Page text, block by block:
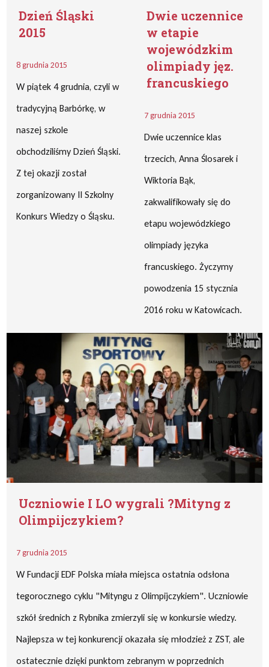
Dzień Śląski
2015
8 grudnia 2015
W piątek 4 grudnia, czyli w
tradycyjną Barbórkę, w
naszej szkole
obchodziliśmy Dzień Śląski.
Z tej okazji został
zorganizowany II Szkolny
Konkurs Wiedzy o Śląsku.
Dwie uczennice
w etapie
wojewódzkim
olimpiady jęz.
francuskiego
7 grudnia 2015
Dwie uczennice klas
trzecich, Anna Ślosarek i
Wiktoria Bąk,
zakwalifikowały się do
etapu wojewódzkiego
olimpiady języka
francuskiego. Życzymy
powodzenia 15 stycznia
2016 roku w Katowicach.
Uczniowie I LO wygrali ?Mityng z
Olimpijczykiem?
7 grudnia 2015
W Fundacji EDF Polska miała miejsca ostatnia odsłona
tegorocznego cyklu "Mityngu z Olimpijczykiem". Uczniowie
szkół średnich z Rybnika zmierzyli się w konkursie wiedzy.
Najlepsza w tej konkurencji okazała się młodzież z ZST, ale
ostatecznie dzięki punktom zebranym w poprzednich